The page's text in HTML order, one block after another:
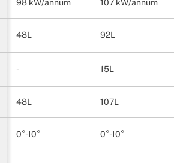
98 kW/annum 107 kW/annum
48L 92L
- 15L
48L 107L
0°-10° 0°-10°